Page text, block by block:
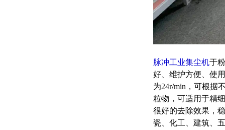
脉冲工业集尘机于
好、维护方便、使
为24r/min，可根据
粒物，可适用于精
很好的去除效果，
瓷、化工、建筑、